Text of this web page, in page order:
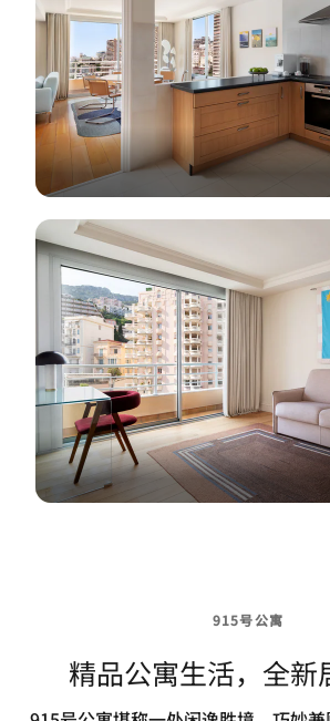
915号公寓
精品公寓生活，全新